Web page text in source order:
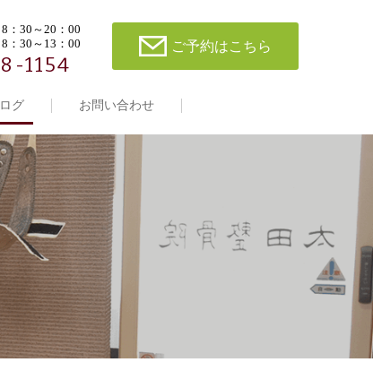
：30～20：00
30～13：00
1154
ご予約はこちら
グ お問い合わせ